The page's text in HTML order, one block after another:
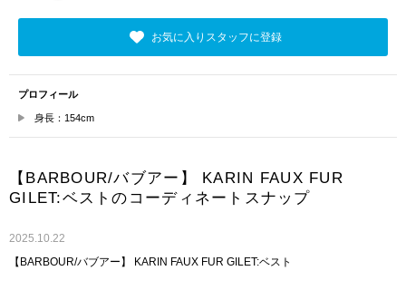
お気に入りスタッフに登録
プロフィール
身長：154cm
【BARBOUR/バブアー】 KARIN FAUX FUR
GILET:ベストのコーディネートスナップ
2025.10.22
【BARBOUR/バブアー】 KARIN FAUX FUR GILET:ベスト